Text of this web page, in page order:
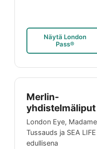
Näytä London
Pass®
Merlin-
yhdistelmäliput
London Eye, Madame
Tussauds ja SEA LIFE
edullisena